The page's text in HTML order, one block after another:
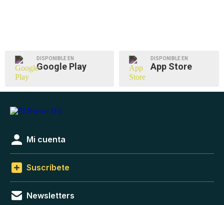
DISPONIBLE EN
Google Play
DISPONIBLE EN
App Store
Mi cuenta
Suscríbete
Newsletters